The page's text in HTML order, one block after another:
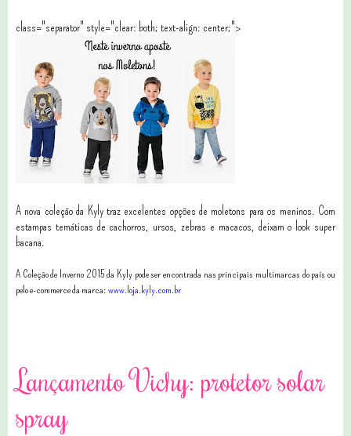
class="separator" style="clear: both; text-align: center;">
A nova coleção da Kyly traz excelentes opções de moletons para os meninos. Com
estampas temáticas de cachorros, ursos, zebras e macacos, deixam o look super
bacana.
A Coleção de Inverno 2015 da Kyly pode ser encontrada nas principais multimarcas do país ou
pelo e-commerce da marca: www.loja.kyly.com.br
Lançamento Vichy: protetor solar
spray